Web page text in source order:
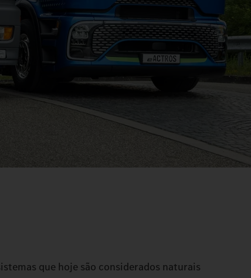
que hoje são considerados naturais